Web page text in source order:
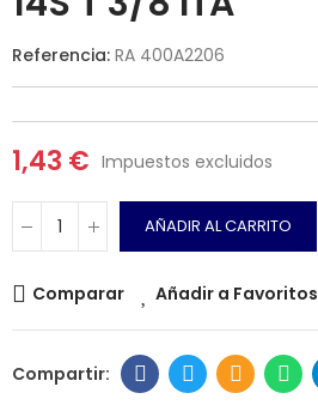
Referencia: RA 400A2206
1,43 € Impuestos excluidos
AÑADIR AL CARRITO
Comparar Añadir a Favoritos